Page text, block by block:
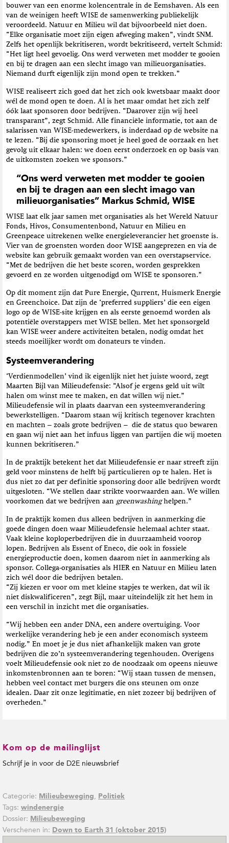
bouwer van een enorme kolencentrale in de Eemshaven. Als een
van de weinigen heeft WISE de samenwerking publiekelijk
veroordeeld. Natuur en Milieu wil dat bijvoorbeeld niet doen.
“Elke organisatie moet zijn eigen afweging maken”, vindt SNM.
Zelfs het openlijk bekritiseren, wordt bekritiseerd, vertelt Schmid:
“Het ligt heel gevoelig. Ons werd verweten met modder te gooien
en bij te dragen aan een slecht imago van milieuorganisaties.
Niemand durft eigenlijk zijn mond open te trekken.”
WISE realiseert zich goed dat het zich ook kwetsbaar maakt door
wél de mond open te doen. Al is het maar omdat het zich zelf
óók laat sponsoren door bedrijven. “Daarover zijn wij heel
transparant”, zegt Schmid. Alle financiële informatie, tot aan de
salarissen van WISE-medewerkers, is inderdaad op de website na
te lezen. “Bij die sponsoring moet je heel goed de oorzaak en het
gevolg uit elkaar halen: we doen eerst onderzoek en op basis van
de uitkomsten zoeken we sponsors.”
“Ons werd verweten met modder te gooien
en bij te dragen aan een slecht imago van
milieuorganisaties” Markus Schmid, WISE
WISE laat elk jaar samen met organisaties als het Wereld Natuur
Fonds, Hivos, Consumentenbond, Natuur en Milieu en
Greenpeace uitrekenen welke energieleverancier het groenste is.
Vier van de groensten worden door WISE aangeprezen en via de
website kan gebruik gemaakt worden van een overstapservice.
“Met de bedrijven die het beste scoren, worden gesprekken
gevoerd en ze worden uitgenodigd om WISE te sponsoren.”
Op dit moment zijn dat Pure Energie, Qurrent, Huismerk Energie
en Greenchoice. Dat zijn de ‘preferred suppliers’ die een eigen
logo op de WISE-site krijgen en als eerste genoemd worden als
potentiële overstappers met WISE bellen. Met het sponsorgeld
kan WISE weer andere activiteiten betalen, nodig omdat het
steeds moeilijker wordt om donateurs te vinden.
Systeemverandering
‘Verdienmodellen’ vind ik eigenlijk niet het juiste woord, zegt
Maarten Bijl van Milieudefensie: “Alsof je ergens geld uit wilt
halen om winst mee te maken, en dat willen wij niet.”
Milieudefensie wil in plaats daarvan een systeemverandering
bewerkstelligen. “Daarom staan wij kritisch tegenover krachten
en machten – zoals grote bedrijven – die de status quo bewaren
en gaan wij niet aan het infuus liggen van partijen die wij moeten
kunnen bekritiseren.”
In de praktijk betekent het dat Milieudefensie er naar streeft zijn
geld voor minstens de helft bij particulieren op te halen. Het is
dus niet zo dat per definitie sponsoring door alle bedrijven wordt
uitgesloten. “We stellen daar strikte voorwaarden aan. We willen
voorkomen dat we bedrijven aan greenwashinghelpen.”
In de praktijk komen dus alleen bedrijven in aanmerking die
goede dingen doen waar Milieudefensie helemaal achter staat.
Vaak kleine koploperbedrijven die in duurzaamheid voorop
lopen. Bedrijven als Essent of Eneco, die ook in fossiele
energieproductie doen, komen daarom niet in aanmerking als
sponsor. Collega-organisaties als HIER en Natuur en Milieu laten
zich wél door die bedrijven betalen.
“Zij kiezen er voor om met kleine stapjes te werken, dat wil ik
niet diskwalificeren”, zegt Bijl, maar uiteindelijk zit het hem in
een verschil in inzicht met die organisaties.
“Wij hebben een ander DNA, een andere overtuiging. Voor
werkelijke verandering heb je een ander economisch systeem
nodig.” En moet je je dus niet afhankelijk maken van grote
bedrijven die zo’n systeemverandering tegenhouden. Overigens
voelt Milieudefensie ook niet zo de noodzaak om opeens nieuwe
inkomstenbronnen aan te boren: “Wij staan tussen de mensen,
hebben veel contact met burgers die ons steunen om onze
idealen. Daar zit onze legitimatie, en niet zozeer bij bedrijven of
overheden.”
Kom op de mailinglijst
Schrijf je in voor de D2E nieuwsbrief
Categorie: Milieubeweging, Politiek
Tags: windenergie
Dossier: Milieubeweging
Verschenen in: Down to Earth 31 (oktober 2015)